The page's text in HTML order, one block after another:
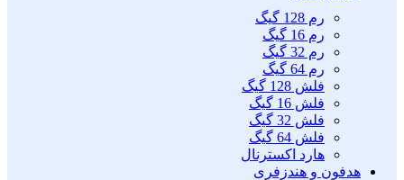
رم 128 گیگ
رم 16 گیگ
رم 32 گیگ
رم 64 گیگ
فلش 128 گیگ
فلش 16 گیگ
فلش 32 گیگ
فلش 64 گیگ
هارد اکسترنال
هدفون و هندزفری